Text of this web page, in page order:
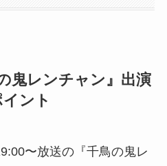
鬼レンチャン』出演
ント
〜放送の『千鳥の鬼レ